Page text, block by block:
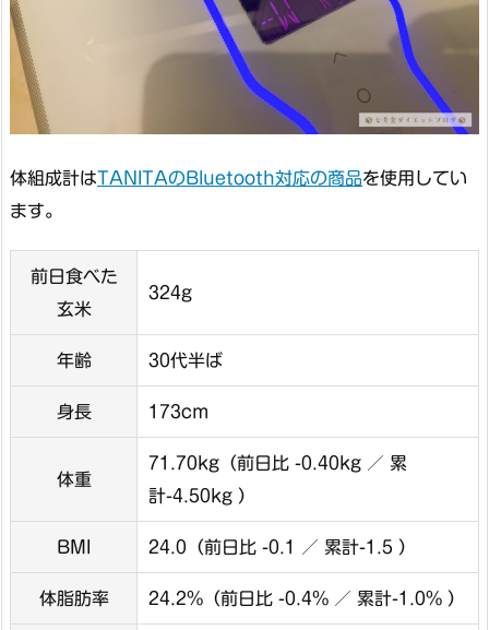
体組成計はTANITAのBluetooth対応の商品を使用してい
ます。
前日食べた
玄米
324g
年齢 30代半ば
身長 173cm
体重
71.70kg（前日比 -0.40kg ／ 累
計-4.50kg ）
BMI 24.0（前日比 -0.1 ／ 累計-1.5 ）
体脂肪率 24.2%（前日比 -0.4% ／ 累計-1.0% ）